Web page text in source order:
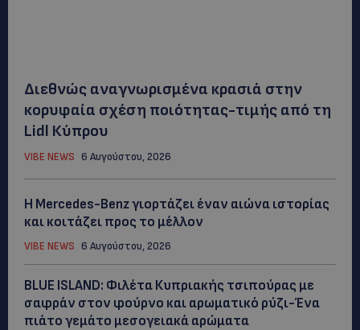
Διεθνώς αναγνωρισμένα κρασιά στην
κορυφαία σχέση ποιότητας-τιμής από τη
Lidl Κύπρου
VIBE NEWS 6 Αυγούστου, 2026
Η Mercedes-Benz γιορτάζει έναν αιώνα ιστορίας
και κοιτάζει προς το μέλλον
VIBE NEWS 6 Αυγούστου, 2026
BLUE ISLAND: Φιλέτα Κυπριακής τσιπούρας με
σαφράν στον φούρνο και αρωματικό ρύζι-Ένα
πιάτο γεμάτο μεσογειακά αρώματα